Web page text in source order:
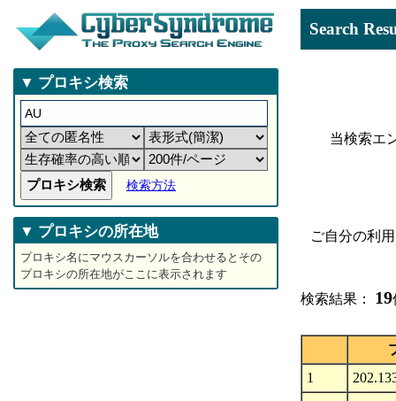
▼ プロキシ検索
検索方法
▼ プロキシの所在地
プロキシ名にマウスカーソルを合わせるとその
プロキシの所在地がここに表示されます
Search
当検索エ
ご自分の利
検索結果： 19
1